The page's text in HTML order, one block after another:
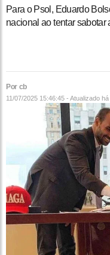
Para o Psol, Eduardo
nacional ao tentar
Por cb
11/07/2025 15:46:45 - Atualizado